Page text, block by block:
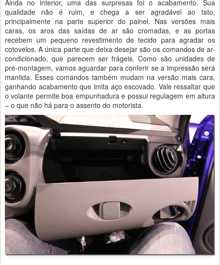
Ainda no interior, uma das surpresas foi o acabamento. Sua
qualidade não é ruim, e chega a ser agradável ao tato,
principalmente na parte superior do painel. Nas versões mais
caras, os aros das saídas de ar são cromadas, e as portas
recebem um pequeno revestimento de tecido para agradar os
cotovelos. A única parte que deixa desejar são os comandos de ar-
condicionado, que parecem ser frágeis. Como são unidades de
pré-montagem, vamos aguardar para conferir se a impressão será
mantida. Esses comandos também mudam na versão mais cara,
ganhando acabamento que imita aço escovado. Vale ressaltar que
o volante permite boa empunhadura e possui regulagem em altura
– o que não há para o assento do motorista.